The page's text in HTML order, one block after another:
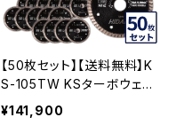
【50枚セット】【送料無料】K
S-105TW KSターボウェー
ブ 4インチ 105mm コンクリ
ート・ブロックなどの切断用
¥141,900